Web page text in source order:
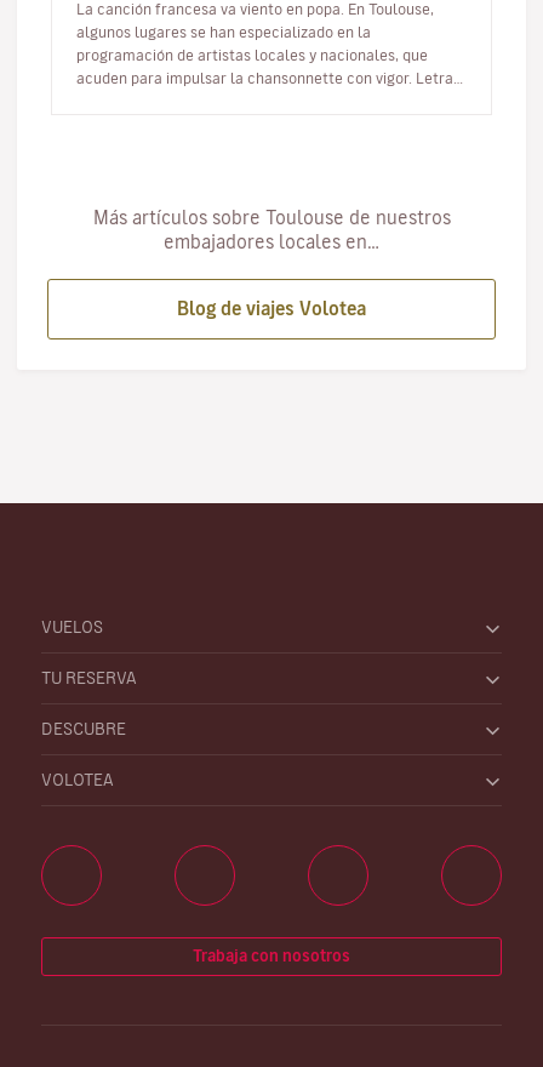
La canción francesa va viento en popa. En Toulouse,
algunos lugares se han especializado en la
programación de artistas locales y nacionales, que
acuden para impulsar la chansonnette con vigor. Letras
Más artículos sobre Toulouse de nuestros
embajadores locales en…
Blog de viajes Volotea
VUELOS
TU RESERVA
DESCUBRE
VOLOTEA
Trabaja con nosotros